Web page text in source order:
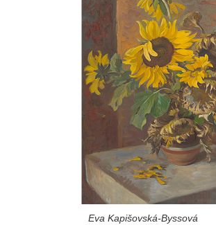
Eva Kapišovská-Byssová